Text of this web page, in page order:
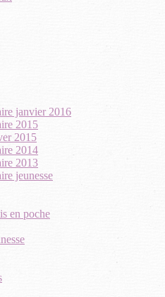
janvier 2016
2015
2015
2014
2013
jeunesse
en poche